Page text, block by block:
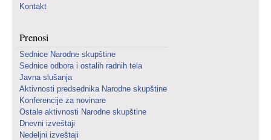
Kontakt
Prenosi
Sednice Narodne skupštine
Sednice odbora i ostalih radnih tela
Javna slušanja
Aktivnosti predsednika Narodne skupštine
Konferencije za novinare
Ostale aktivnosti Narodne skupštine
Dnevni izveštaji
Nedeljni izveštaji